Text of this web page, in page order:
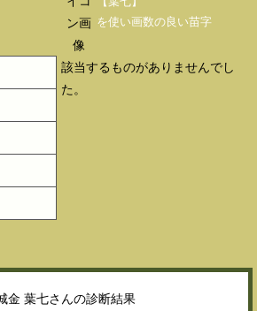
を使い画数の良い苗字
該当するものがありませんでし
た。